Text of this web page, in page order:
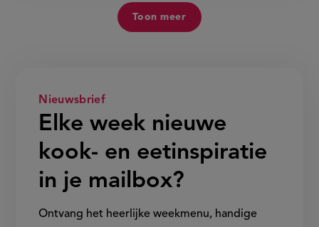
Toon meer
Nieuwsbrief
Elke week nieuwe
kook- en eetinspiratie
in je mailbox?
Ontvang het heerlijke weekmenu, handige